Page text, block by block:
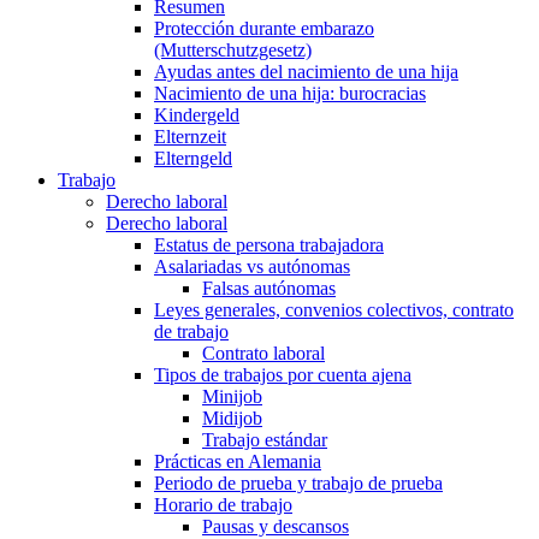
Resumen
Protección durante embarazo
(Mutterschutzgesetz)
Ayudas antes del nacimiento de una hija
Nacimiento de una hija: burocracias
Kindergeld
Elternzeit
Elterngeld
Trabajo
Derecho laboral
Derecho laboral
Estatus de persona trabajadora
Asalariadas vs autónomas
Falsas autónomas
Leyes generales, convenios colectivos, contrato
de trabajo
Contrato laboral
Tipos de trabajos por cuenta ajena
Minijob
Midijob
Trabajo estándar
Prácticas en Alemania
Periodo de prueba y trabajo de prueba
Horario de trabajo
Pausas y descansos